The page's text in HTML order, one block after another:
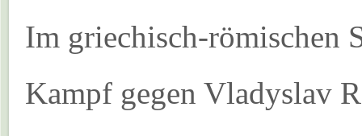
Im griechisch-römischen
Kampf gegen Vladyslav